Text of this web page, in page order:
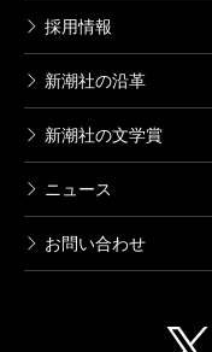
採用情報
新潮社の沿革
新潮社の文学賞
ニュース
お問い合わせ